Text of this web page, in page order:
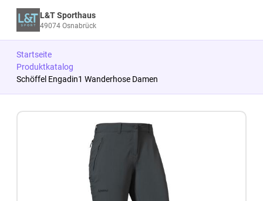
L&T Sporthaus
49074 Osnabrück
Startseite
Produktkatalog
Schöffel Engadin1 Wanderhose Damen